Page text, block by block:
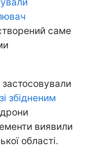
саме
зі збідненим
виявили
області.